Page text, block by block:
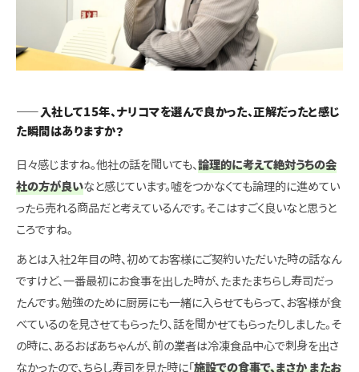
――入社して15年、ナリコマを選んで良かった、正解だったと感じ
た瞬間はありますか？
日々感じますね。他社の話を聞いても、 論理的に考えて絶対うちの会
社の方が良いなと感じています。嘘をつかなくても論理的に進めてい
ったら売れる商品だと考えているんです。そこはすごく良いなと思うと
ころですね。
あとは入社2年目の時、初めてお客様にご契約いただいた時の話なん
ですけど、一番最初にお食事を出した時が、たまたまちらし寿司だっ
たんです。勉強のために厨房にも一緒に入らせてもらって、お客様が食
べているのを見させてもらったり、話を聞かせてもらったりしました。そ
の時に、あるおばあちゃんが、前の業者は冷凍食品中心で刺身を出さ
なかったので、ちらし寿司を見た時に「 施設での食事で、まさか またお